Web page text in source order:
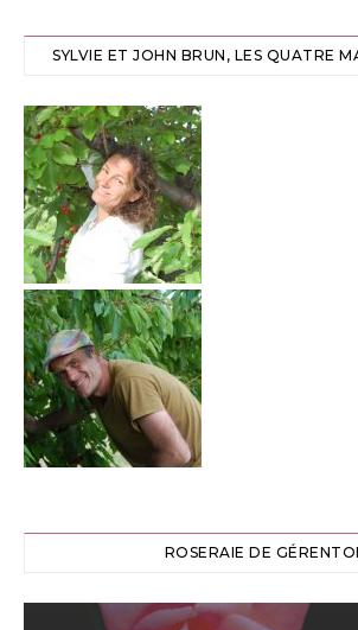
SYLVIE ET JOHN BRUN, LES QUATRE
ROSERAIE DE